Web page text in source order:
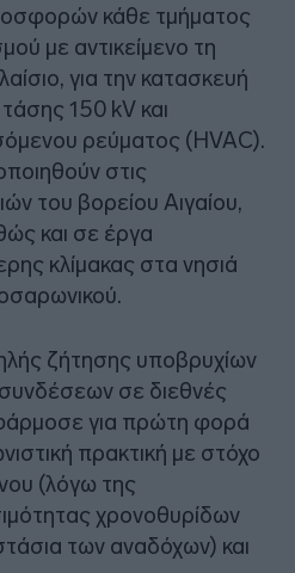
κάθε τμήματος
με αντικείμενο τη
για την κατασκευή
150 kV και
ρεύματος (HVAC).
στις
του βορείου Αιγαίου,
και σε έργα
κλίμακας στα νησιά
ζήτησης υποβρυχίων
σε διεθνές
για πρώτη φορά
πρακτική με στόχο
(λόγω της
χρονοθυρίδων
των αναδόχων) και